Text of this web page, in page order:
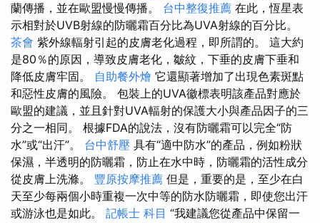
蘭傳播，並在歐盟慢慢傳播。 台中整復推薦 在此，恆星表
示相對於UVB射線的防曬霜百分比為UVA射線的百分比。
茶會 紫外線輻射引起的皮膚老化過程，即所謂的。 這大約
是80％的原因，導致皮膚老化，皺紋，下垂的皮膚下垂和
降低皮膚牢固。 自助餐外燴 它還顯著增加了出現色素斑點
和惡性皮膚的風險。 包裝上的UVA徽標表明該產品對應於
歐盟的建議，並且針對UVA輻射的保護大小與產品因子的三
分之一相同。 根據FDA的說法，沒有防曬霜可以完全“防
水”或“出汗”。 台中舒壓 具有“適中防水”的產品，例如粉狀
保濕，半透明的防曬霜，防止在水中時，防曬霜的活性成分
從皮膚上洗滌。 豐原按摩推薦 但是，重要的是，至少在白
天至少每兩個小時重複一次中等的防水防曬霜，即使您出汗
或游泳也是如此。 記帳士 科目 “我建議您從產品中保留一